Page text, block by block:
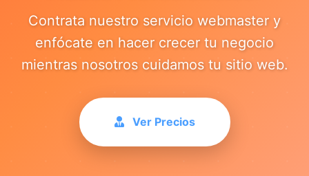
Contrata nuestro servicio webmaster y
enfócate en hacer crecer tu negocio
mientras nosotros cuidamos tu sitio web.
Ver Precios